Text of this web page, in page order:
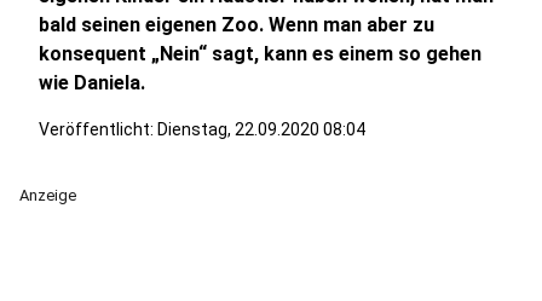
bald seinen eigenen Zoo. Wenn man aber zu
konsequent „Nein“ sagt, kann es einem so gehen
wie Daniela.
Veröffentlicht: Dienstag, 22.09.2020 08:04
Anzeige